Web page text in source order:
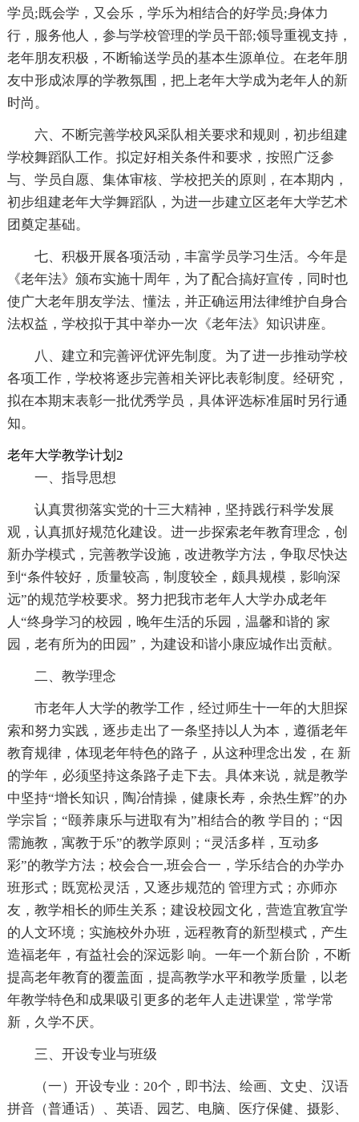
学员;既会学，又会乐，学乐为相结合的好学员;身体力
行，服务他人，参与学校管理的学员干部;领导重视支持，
老年朋友积极，不断输送学员的基本生源单位。在老年朋
友中形成浓厚的学教氛围，把上老年大学成为老年人的新
时尚。
六、不断完善学校风采队相关要求和规则，初步组建
学校舞蹈队工作。拟定好相关条件和要求，按照广泛参
与、学员自愿、集体审核、学校把关的原则，在本期内，
初步组建老年大学舞蹈队，为进一步建立区老年大学艺术
团奠定基础。
七、积极开展各项活动，丰富学员学习生活。今年是
《老年法》颁布实施十周年，为了配合搞好宣传，同时也
使广大老年朋友学法、懂法，并正确运用法律维护自身合
法权益，学校拟于其中举办一次《老年法》知识讲座。
八、建立和完善评优评先制度。为了进一步推动学校
各项工作，学校将逐步完善相关评比表彰制度。经研究，
拟在本期末表彰一批优秀学员，具体评选标准届时另行通
知。
老年大学教学计划2
一、指导思想
认真贯彻落实党的十三大精神，坚持践行科学发展
观，认真抓好规范化建设。进一步探索老年教育理念，创
新办学模式，完善教学设施，改进教学方法，争取尽快达
到“条件较好，质量较高，制度较全，颇具规模，影响深
远”的规范学校要求。努力把我市老年人大学办成老年
人“终身学习的校园，晚年生活的乐园，温馨和谐的 家
园，老有所为的田园”，为建设和谐小康应城作出贡献。
二、教学理念
市老年人大学的教学工作，经过师生十一年的大胆探
索和努力实践，逐步走出了一条坚持以人为本，遵循老年
教育规律，体现老年特色的路子，从这种理念出发，在 新
的学年，必须坚持这条路子走下去。具体来说，就是教学
中坚持“增长知识，陶冶情操，健康长寿，余热生辉”的办
学宗旨；“颐养康乐与进取有为”相结合的教 学目的；“因
需施教，寓教于乐”的教学原则；“灵活多样，互动多
彩”的教学方法；校会合一,班会合一，学乐结合的办学办
班形式；既宽松灵活，又逐步规范的 管理方式；亦师亦
友，教学相长的师生关系；建设校园文化，营造宜教宜学
的人文环境；实施校外办班，远程教育的新型模式，产生
造福老年，有益社会的深远影 响。一年一个新台阶，不断
提高老年教育的覆盖面，提高教学水平和教学质量，以老
年教学特色和成果吸引更多的老年人走进课堂，常学常
新，久学不厌。
三、开设专业与班级
（一）开设专业：20个，即书法、绘画、文史、汉语
拼音（普通话）、英语、园艺、电脑、医疗保健、摄影、